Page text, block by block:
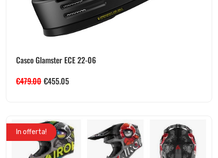
Casco Glamster ECE 22-06
€479.00 €455.05
In offerta!